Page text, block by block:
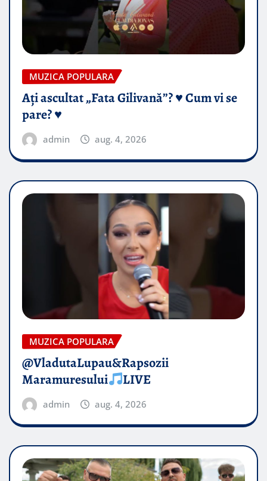
MUZICA POPULARA
Ați ascultat „Fata Gilivană”? ♥️ Cum vi se
pare? ♥️
admin aug. 4, 2026
MUZICA POPULARA
@VladutaLupau&Rapsozii
Maramuresului
LIVE
admin aug. 4, 2026